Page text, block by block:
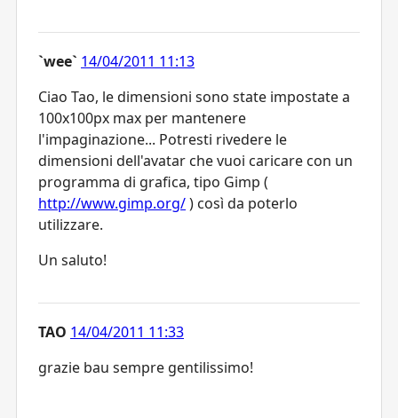
`wee` 14/04/2011 11:13
Ciao Tao, le dimensioni sono state impostate a
100x100px max per mantenere
l'impaginazione... Potresti rivedere le
dimensioni dell'avatar che vuoi caricare con un
programma di grafica, tipo Gimp (
http://www.gimp.org/) così da poterlo
utilizzare.
Un saluto!
TAO 14/04/2011 11:33
grazie bau sempre gentilissimo!